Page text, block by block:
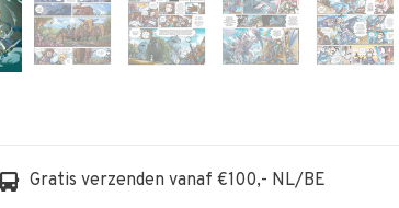
Gratis verzenden vanaf €100,- NL/BE